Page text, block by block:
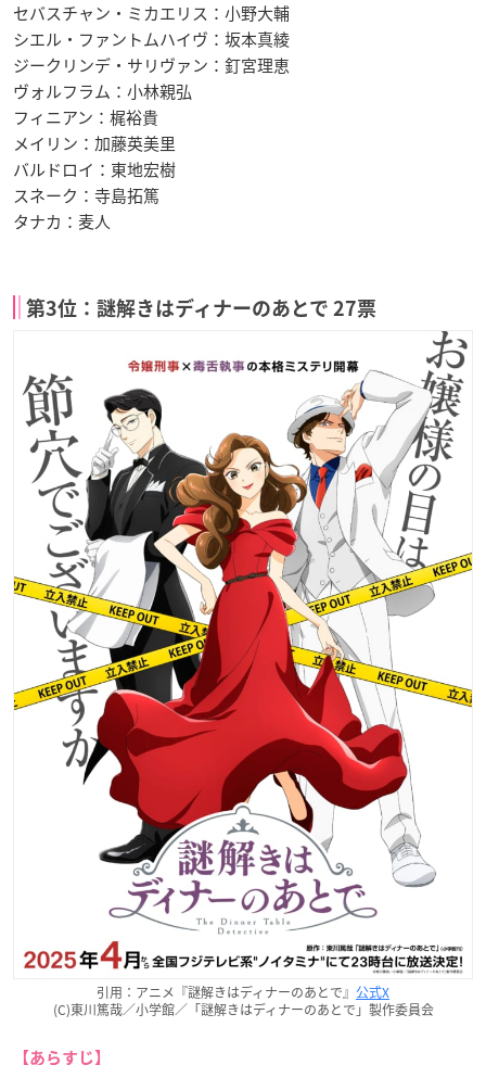
セバスチャン・ミカエリス：小野大輔
シエル・ファントムハイヴ：坂本真綾
ジークリンデ・サリヴァン：釘宮理恵
ヴォルフラム：小林親弘
フィニアン：梶裕貴
メイリン：加藤英美里
バルドロイ：東地宏樹
スネーク：寺島拓篤
タナカ：麦人
第3位：謎解きはディナーのあとで 27票
引用：アニメ『謎解きはディナーのあとで』 公式X
(C)東川篤哉／小学館／「謎解きはディナーのあとで」製作委員会
【あらすじ】